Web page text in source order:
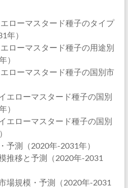
ローマスタード種子のタイプ
年）
ローマスタード種子の用途別
）
ローマスタード種子の国別市
エローマスタード種子の国別
）
エローマスタード種子の国別
予測（2020年-2031年）
推移と予測（2020年-2031
場規模・予測（2020年-2031